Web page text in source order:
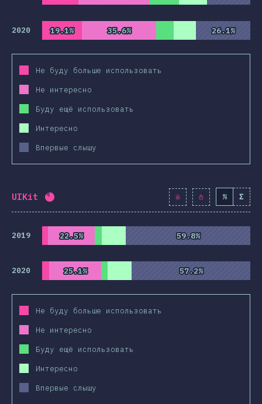
2020 19.1%
19.1% 35.6%
35.6% 26.1%
26.1%
Не буду больше использовать
Не интересно
Буду ещё использовать
Интересно
Впервые слышу
UIKit Процент заполнения: 9419 ) % Σ
2019 22.5%
22.5% 59.8%
59.8%
2020 25.1%
25.1% 57.2%
57.2%
Не буду больше использовать
Не интересно
Буду ещё использовать
Интересно
Впервые слышу